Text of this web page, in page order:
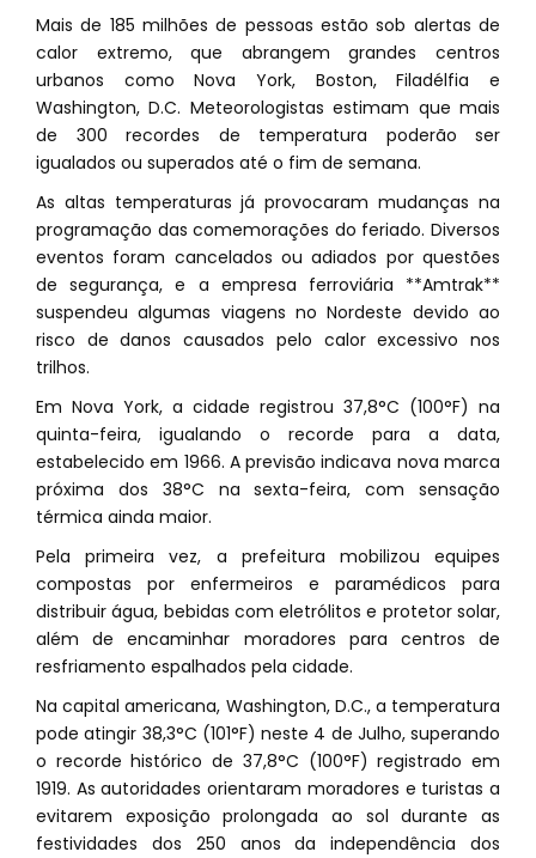
Mais de 185 milhões de pessoas estão sob alertas de
calor extremo, que abrangem grandes centros
urbanos como Nova York, Boston, Filadélfia e
Washington, D.C. Meteorologistas estimam que mais
de 300 recordes de temperatura poderão ser
igualados ou superados até o fim de semana.
As altas temperaturas já provocaram mudanças na
programação das comemorações do feriado. Diversos
eventos foram cancelados ou adiados por questões
de segurança, e a empresa ferroviária **Amtrak**
suspendeu algumas viagens no Nordeste devido ao
risco de danos causados pelo calor excessivo nos
trilhos.
Em Nova York, a cidade registrou 37,8°C (100°F) na
quinta-feira, igualando o recorde para a data,
estabelecido em 1966. A previsão indicava nova marca
próxima dos 38°C na sexta-feira, com sensação
térmica ainda maior.
Pela primeira vez, a prefeitura mobilizou equipes
compostas por enfermeiros e paramédicos para
distribuir água, bebidas com eletrólitos e protetor solar,
além de encaminhar moradores para centros de
resfriamento espalhados pela cidade.
Na capital americana, Washington, D.C., a temperatura
pode atingir 38,3°C (101°F) neste 4 de Julho, superando
o recorde histórico de 37,8°C (100°F) registrado em
1919. As autoridades orientaram moradores e turistas a
evitarem exposição prolongada ao sol durante as
festividades dos 250 anos da independência dos